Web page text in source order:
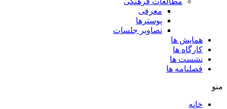
معرفی
پوسترها
تصاویر جلسات
همایش ها
کارگاه ها
نشست ها
فصلنامه ها
منو
خانه